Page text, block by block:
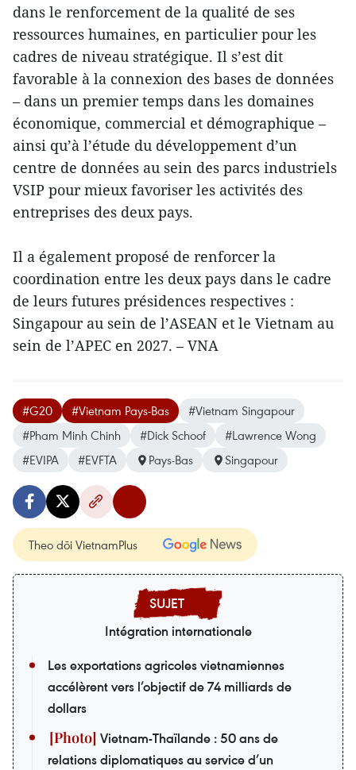
dans le renforcement de la qualité de ses
ressources humaines, en particulier pour les
cadres de niveau stratégique. Il s’est dit
favorable à la connexion des bases de données
– dans un premier temps dans les domaines
économique, commercial et démographique –
ainsi qu’à l’étude du développement d’un
centre de données au sein des parcs industriels
VSIP pour mieux favoriser les activités des
entreprises des deux pays.
Il a également proposé de renforcer la
coordination entre les deux pays dans le cadre
de leurs futures présidences respectives :
Singapour au sein de l’ASEAN et le Vietnam au
sein de l’APEC en 2027. – VNA
#G20 #Vietnam Pays-Bas
#Vietnam Singapour
#Pham Minh Chinh
#Dick Schoof
#Lawrence Wong
#EVIPA
#EVFTA Pays-Bas Singapour
Theo dõi VietnamPlus
Intégration internationale
Les exportations agricoles vietnamiennes
accélèrent vers l’objectif de 74 milliards de
dollars
Vietnam-Thaïlande : 50 ans de
relations diplomatiques au service d’un